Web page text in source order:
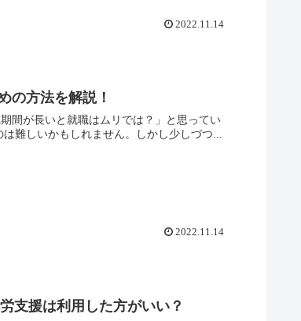
2022.11.14
の方法を解説！
間が長いと就職はムリでは？」と思ってい
難しいかもしれません。しかし少しづつ...
2022.11.14
支援は利用した方がいい？